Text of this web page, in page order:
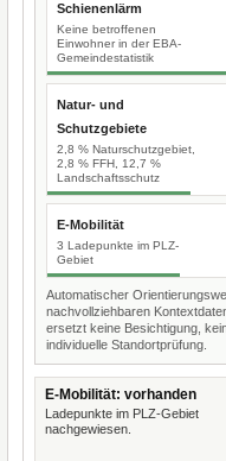
Schienenlärm
Keine betroffenen
Einwohner in der EBA-
Gemeindestatistik
Natur- und
Schutzgebiete
2,8 % Naturschutzgebiet,
2,8 % FFH, 12,7 %
Landschaftsschutz
E-Mobilität
3 Ladepunkte im PLZ-
Gebiet
Automatischer
nachvollziehbaren
ersetzt keine Besichtigung,
individuelle Standortprüfung.
E-Mobilität: vorhanden
Ladepunkte im PLZ-Gebiet
nachgewiesen.